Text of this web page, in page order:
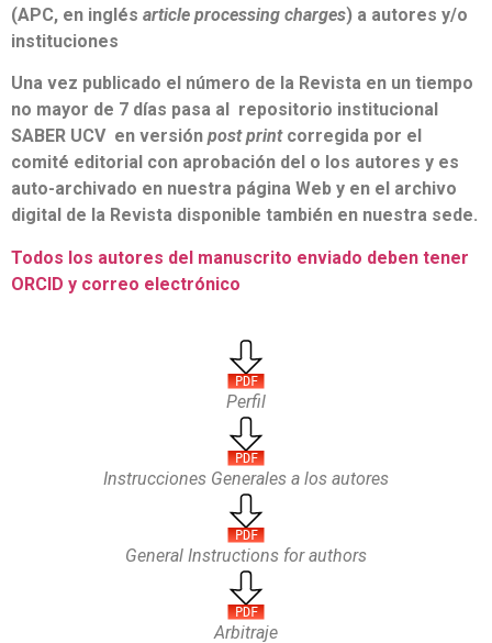
(APC, en inglés article processing charges) a autores y/o
instituciones
Una vez publicado el número de la Revista en un tiempo
no mayor de 7 días pasa al repositorio institucional
SABER UCV en versión post printcorregida por el
comité editorial con aprobación del o los autores y es
auto-archivado en nuestra página Web y en el archivo
digital de la Revista disponible también en nuestra sede.
Todos los autores del manuscrito enviado deben tener
ORCID y correo electrónico
Perfil
Instrucciones Generales a los autores
General Instructions for authors
Arbitraje